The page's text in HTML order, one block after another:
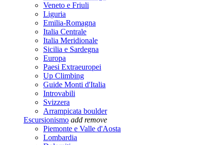
Veneto e Friuli
Liguria
Emilia-Romagna
Italia Centrale
Italia Meridionale
Sicilia e Sardegna
Europa
Paesi Extraeuropei
Up Climbing
Guide Monti d'Italia
Introvabili
Svizzera
Arrampicata boulder
Escursionismo add remove
Piemonte e Valle d'Aosta
Lombardia